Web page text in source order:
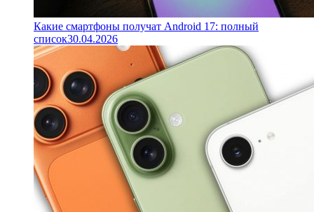
Какие смартфоны получат Android 17: полный
список30.04.2026